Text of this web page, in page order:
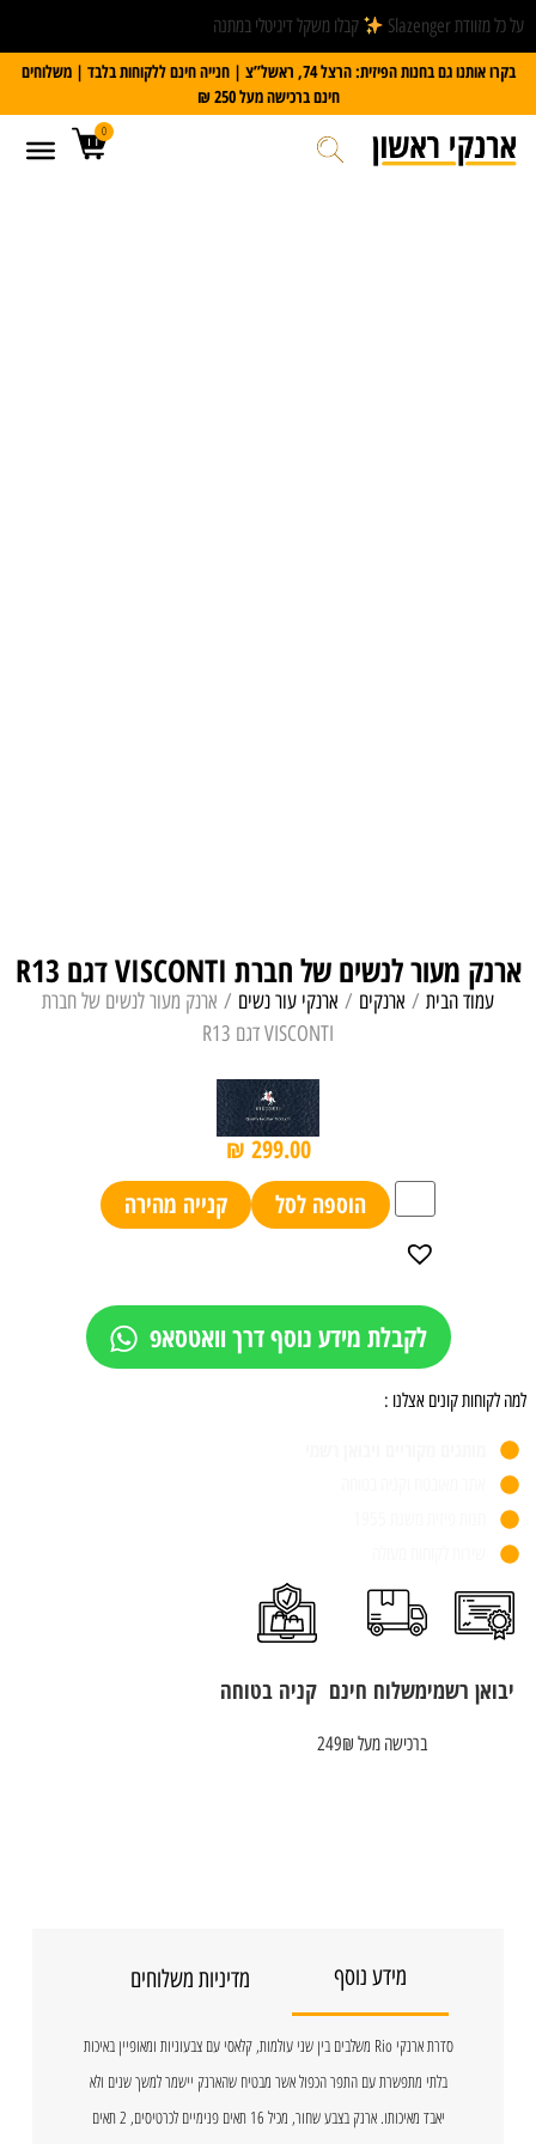
על כל מזוודת Slazenger
קבלו משקל דיגיטלי במתנה
בקרו אותנו גם בחנות הפיזית: הרצל 74, ראשל”צ | חנייה חינם ללקוחות בלבד | משלוחים
חינם ברכישה מעל 250 ₪
0
ארנק מעור לנשים של חברת VISCONTI דגם R13
עמוד הבית / ארנקים / ארנקי עור נשים / ארנק מעור לנשים של חברת
VISCONTI דגם R13
₪ 299.00
הוספה לסל
קנייה מהירה
לקבלת מידע נוסף דרך וואטסאפ
למה לקוחות קונים אצלנו :
יבואן רשמימשלוח חינם
ברכישה מעל 249₪
קניה בטוחה
מידע נוסף מדיניות משלוחים
סדרת ארנקי Rio משלבים בין שני עולמות, קלאסי עם צבעוניות ומאופיין באיכות
בלתי מתפשרת עם התפר הכפול אשר מבטיח שהארנק יישמר למשך שנים ולא
יאבד מאיכותו. ארנק בצבע שחור, מכיל 16 תאים פנימיים לכרטיסים, 2 תאים